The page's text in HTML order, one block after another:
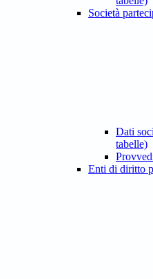
Società
Dati
tabelle)
Enti di diritto